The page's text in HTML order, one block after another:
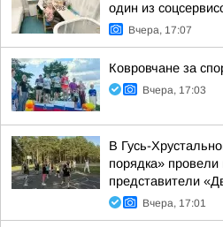
один из
Вчера, 17:07
Ковровчане за
Вчера, 17:03
В Гусь-
порядка» провели
представители
Вчера, 17:01